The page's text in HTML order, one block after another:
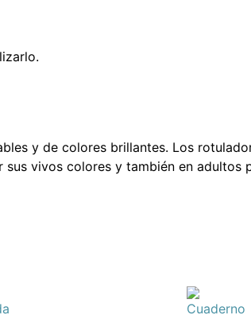
y de colores brillantes. Los
vivos colores y también en adultos